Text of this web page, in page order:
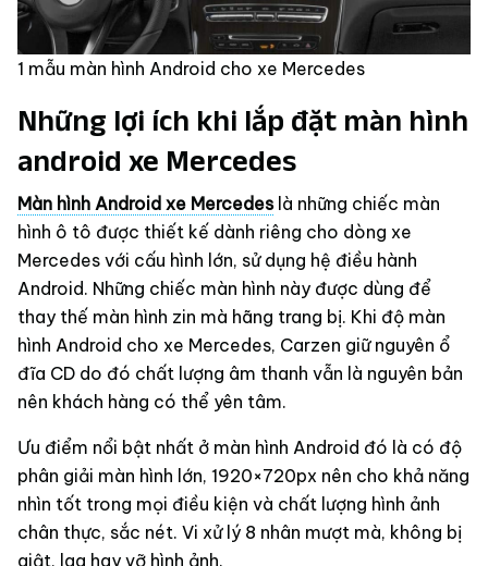
1 mẫu màn hình Android cho xe Mercedes
Những lợi ích khi lắp đặt màn hình
android xe Mercedes
Màn hình Android xe Mercedeslà những chiếc màn
hình ô tô được thiết kế dành riêng cho dòng xe
Mercedes với cấu hình lớn, sử dụng hệ điều hành
Android. Những chiếc màn hình này được dùng để
thay thế màn hình zin mà hãng trang bị. Khi độ màn
hình Android cho xe Mercedes, Carzen giữ nguyên ổ
đĩa CD do đó chất lượng âm thanh vẫn là nguyên bản
nên khách hàng có thể yên tâm.
Ưu điểm nổi bật nhất ở màn hình Android đó là có độ
phân giải màn hình lớn, 1920×720px nên cho khả năng
nhìn tốt trong mọi điều kiện và chất lượng hình ảnh
chân thực, sắc nét. Vi xử lý 8 nhân mượt mà, không bị
giật, lag hay vỡ hình ảnh.